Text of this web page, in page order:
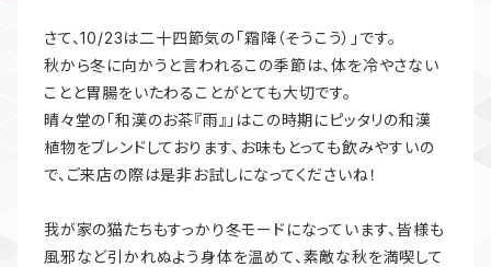
さて、10/23は二十四節気の「霜降（そうこう）」です。
秋から冬に向かうと言われるこの季節は、体を冷やさない
ことと胃腸をいたわることがとても大切です。
晴々堂の「和漢のお茶『雨』」はこの時期にピッタリの和漢
植物をブレンドしております、お味もとっても飲みやすいの
で、ご来店の際は是非お試しになってくださいね！
我が家の猫たちもすっかり冬モードになっています、皆様も
風邪など引かれぬよう身体を温めて、素敵な秋を満喫して